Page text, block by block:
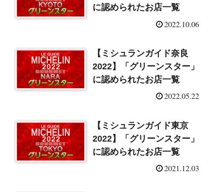
に認められたお店一覧
2022.10.06
【ミシュランガイド奈良
2022】「グリーンスター」
に認められたお店一覧
2022.05.22
【ミシュランガイド東京
2022】「グリーンスター」
に認められたお店一覧
2021.12.03